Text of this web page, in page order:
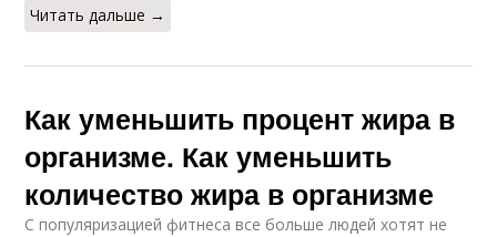
Читать дальше →
Как уменьшить процент жира в
организме. Как уменьшить
количество жира в организме
С популяризацией фитнеса все больше людей хотят не